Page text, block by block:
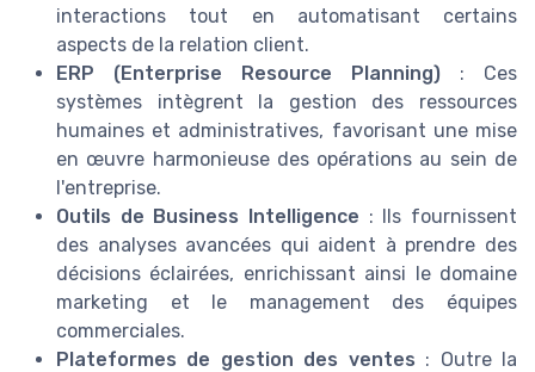
interactions tout en automatisant certains
aspects de la relation client.
ERP (Enterprise Resource Planning) : Ces
systèmes intègrent la gestion des ressources
humaines et administratives, favorisant une mise
en œuvre harmonieuse des opérations au sein de
l'entreprise.
Outils de Business Intelligence : Ils fournissent
des analyses avancées qui aident à prendre des
décisions éclairées, enrichissant ainsi le domaine
marketing et le management des équipes
commerciales.
Plateformes de gestion des ventes : Outre la